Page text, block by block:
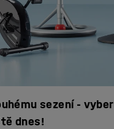
sezení -
dnes!